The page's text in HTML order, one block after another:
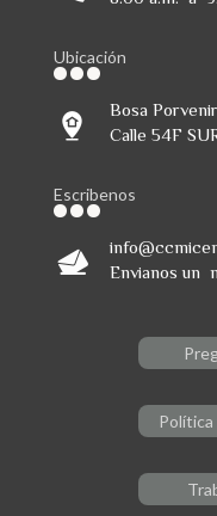
Ubicación
Bosa Porvenir
Calle 54F
Escribenos
Envianos un